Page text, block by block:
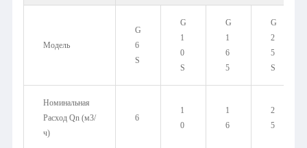
Модель
G
6
S
G
1
0
S
G
1
6
5
G
2
5
S
Номинальная
Расход Qn (м3/
ч)
6
1
0
1
6
2
5